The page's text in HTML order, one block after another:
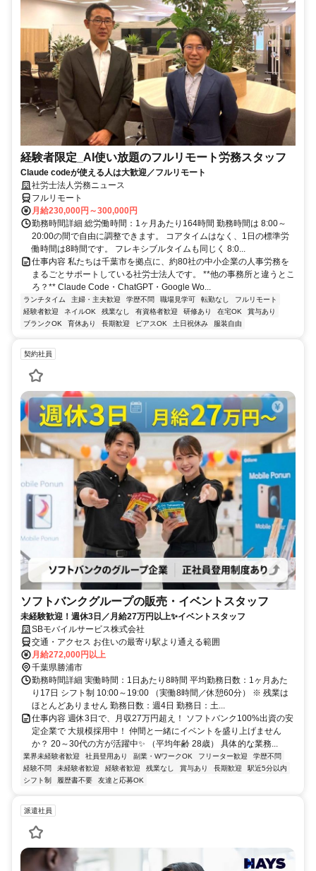
経験者限定_AI使い放題のフルリモート労務スタッフ
Claude codeが使える人は大歓迎／フルリモート
社労士法人労務ニュース
フルリモート
月給230,000円～300,000円
勤務時間詳細 総労働時間：1ヶ月あたり164時間 勤務時間は 8:00～
20:00の間で自由に調整できます。 コアタイムはなく、1日の標準労
働時間は8時間です。 フレキシブルタイムも同じく 8:0...
仕事内容 私たちは千葉市を拠点に、約80社の中小企業の人事労務を
まるごとサポートしている社労士法人です。 **他の事務所と違うとこ
ろ？** Claude Code・ChatGPT・Google Wo...
ランチタイム 主婦・主夫歓迎 学歴不問 職場見学可 転勤なし
フルリモート
経験者歓迎
ネイルOK 残業なし 有資格者歓迎 研修あり 在宅OK
賞与あり
ブランクOK
育休あり 長期歓迎 ピアスOK 土日祝休み 服装自由
契約社員
ソフトバンクグループの販売・イベントスタッフ
未経験歓迎！週休3日／月給27万円以上✨イベントスタッフ
SBモバイルサービス株式会社
交通・アクセス お住いの最寄り駅より通える範囲
月給272,000円以上
千葉県勝浦市
勤務時間詳細 実働時間：1日あたり8時間 平均勤務日数：1ヶ月あた
り17日 シフト制 10:00～19:00 （実働8時間／休憩60分） ※ 残業は
ほとんどありません 勤務日数：週4日 勤務日：土...
仕事内容 週休3日で、月収27万円超え！ ソフトバンク100%出資の安
定企業で 大規模採用中！ 仲間と一緒にイベントを盛り上げません
か？ 20～30代の方が活躍中✨ （平均年齢 28歳） 具体的な業務...
業界未経験者歓迎 社員登用あり 副業・WワークOK フリーター歓迎
学歴不問
経験不問
未経験者歓迎 経験者歓迎 残業なし 賞与あり 長期歓迎
駅近5分以内
シフト制
履歴書不要 友達と応募OK
派遣社員